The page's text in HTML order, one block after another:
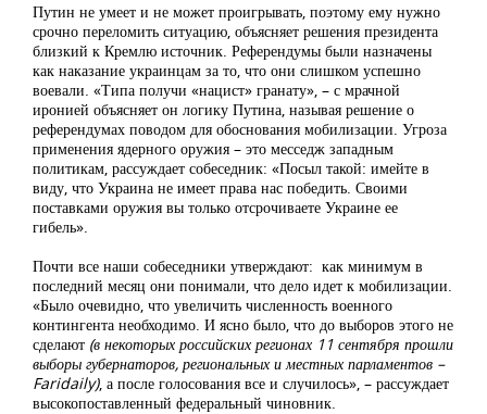
Путин не умеет и не может проигрывать, поэтому ему нужно
срочно переломить ситуацию, объясняет решения президента
близкий к Кремлю источник. Референдумы были назначены
как наказание украинцам за то, что они слишком успешно
воевали. «Типа получи «нацист» гранату», – с мрачной
иронией объясняет он логику Путина, называя решение о
референдумах поводом для обоснования мобилизации. Угроза
применения ядерного оружия – это месседж западным
политикам, рассуждает собеседник: «Посыл такой: имейте в
виду, что Украина не имеет права нас победить. Своими
поставками оружия вы только отсрочиваете Украине ее
гибель».
Почти все наши собеседники утверждают: как минимум в
последний месяц они понимали, что дело идет к мобилизации.
«Было очевидно, что увеличить численность военного
контингента необходимо. И ясно было, что до выборов этого не
сделают (в некоторых российских регионах 11 сентября прошли
выборы губернаторов, региональных и местных парламентов –
Faridaily), а после голосования все и случилось», – рассуждает
высокопоставленный федеральный чиновник.